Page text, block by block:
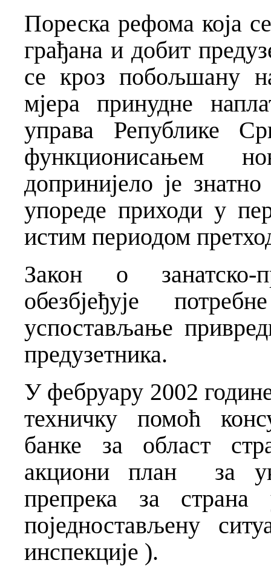
Пореска рефома која
грађана и добит
се кроз побољшану
мјера принудне
управа Републике
функционисањем
допринијело је
упореде приходи у
истим периодом
Закон о занатско-
обезбјеђује
успостављање
предузетника.
У фебруару 2002
техничку помоћ
банке за област
акциони план за
препрека за
поједностављену
инспекције ).